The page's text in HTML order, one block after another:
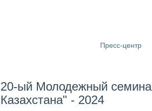
Пресс-центр
20-ый Молодежный
Казахстана" - 2024